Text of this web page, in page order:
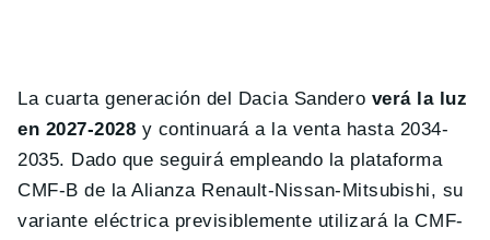
La cuarta generación del Dacia Sandero verá la luz
en 2027-2028 y continuará a la venta hasta 2034-
2035. Dado que seguirá empleando la plataforma
CMF-B de la Alianza Renault-Nissan-Mitsubishi, su
variante eléctrica previsiblemente utilizará la CMF-